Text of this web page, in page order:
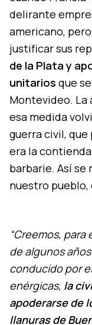
delirante
americano,
justificar sus
de la Plata y
unitarios que
Montevideo. La
esa medida
guerra civil,
era la
barbarie. Así se
nuestro pueblo,
“Creemos,
de algunos
conducido por
enérgicas, la
apoderarse de
llanuras de